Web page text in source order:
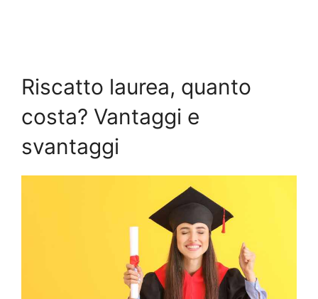
Riscatto laurea, quanto
costa? Vantaggi e
svantaggi